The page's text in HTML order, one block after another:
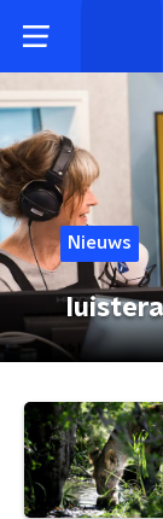
Nieuws